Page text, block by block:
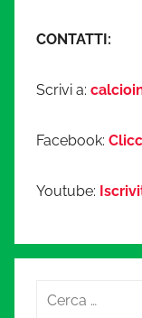
CONTATTI:
Scrivi a:
Facebook:
Youtube: